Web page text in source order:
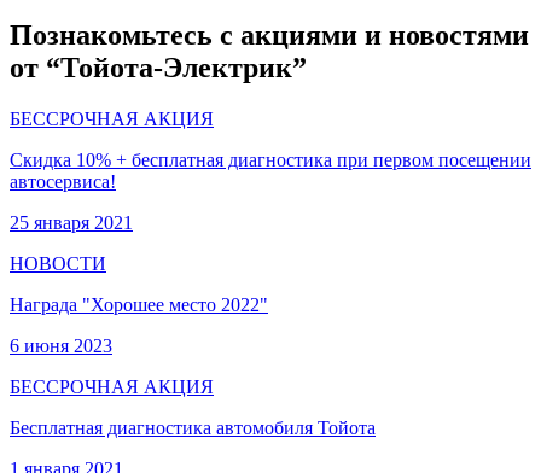
Познакомьтесь с акциями и новостями
от “Тойота-Электрик”
БЕССРОЧНАЯ АКЦИЯ
Скидка 10% + бесплатная диагностика при первом посещении
автосервиса!
25 января 2021
НОВОСТИ
Награда "Хорошее место 2022"
6 июня 2023
БЕССРОЧНАЯ АКЦИЯ
Бесплатная диагностика автомобиля Тойота
1 января 2021